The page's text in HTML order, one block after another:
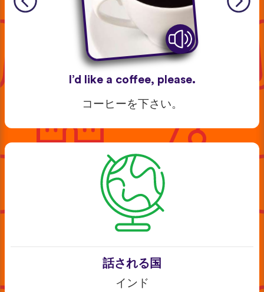
I’d like a coffee, please.
コーヒーを下さい。
話される国
インド